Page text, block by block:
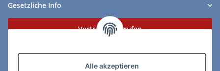
Alle akzeptieren
Gesetzliche Info
Vertrag widerrufen